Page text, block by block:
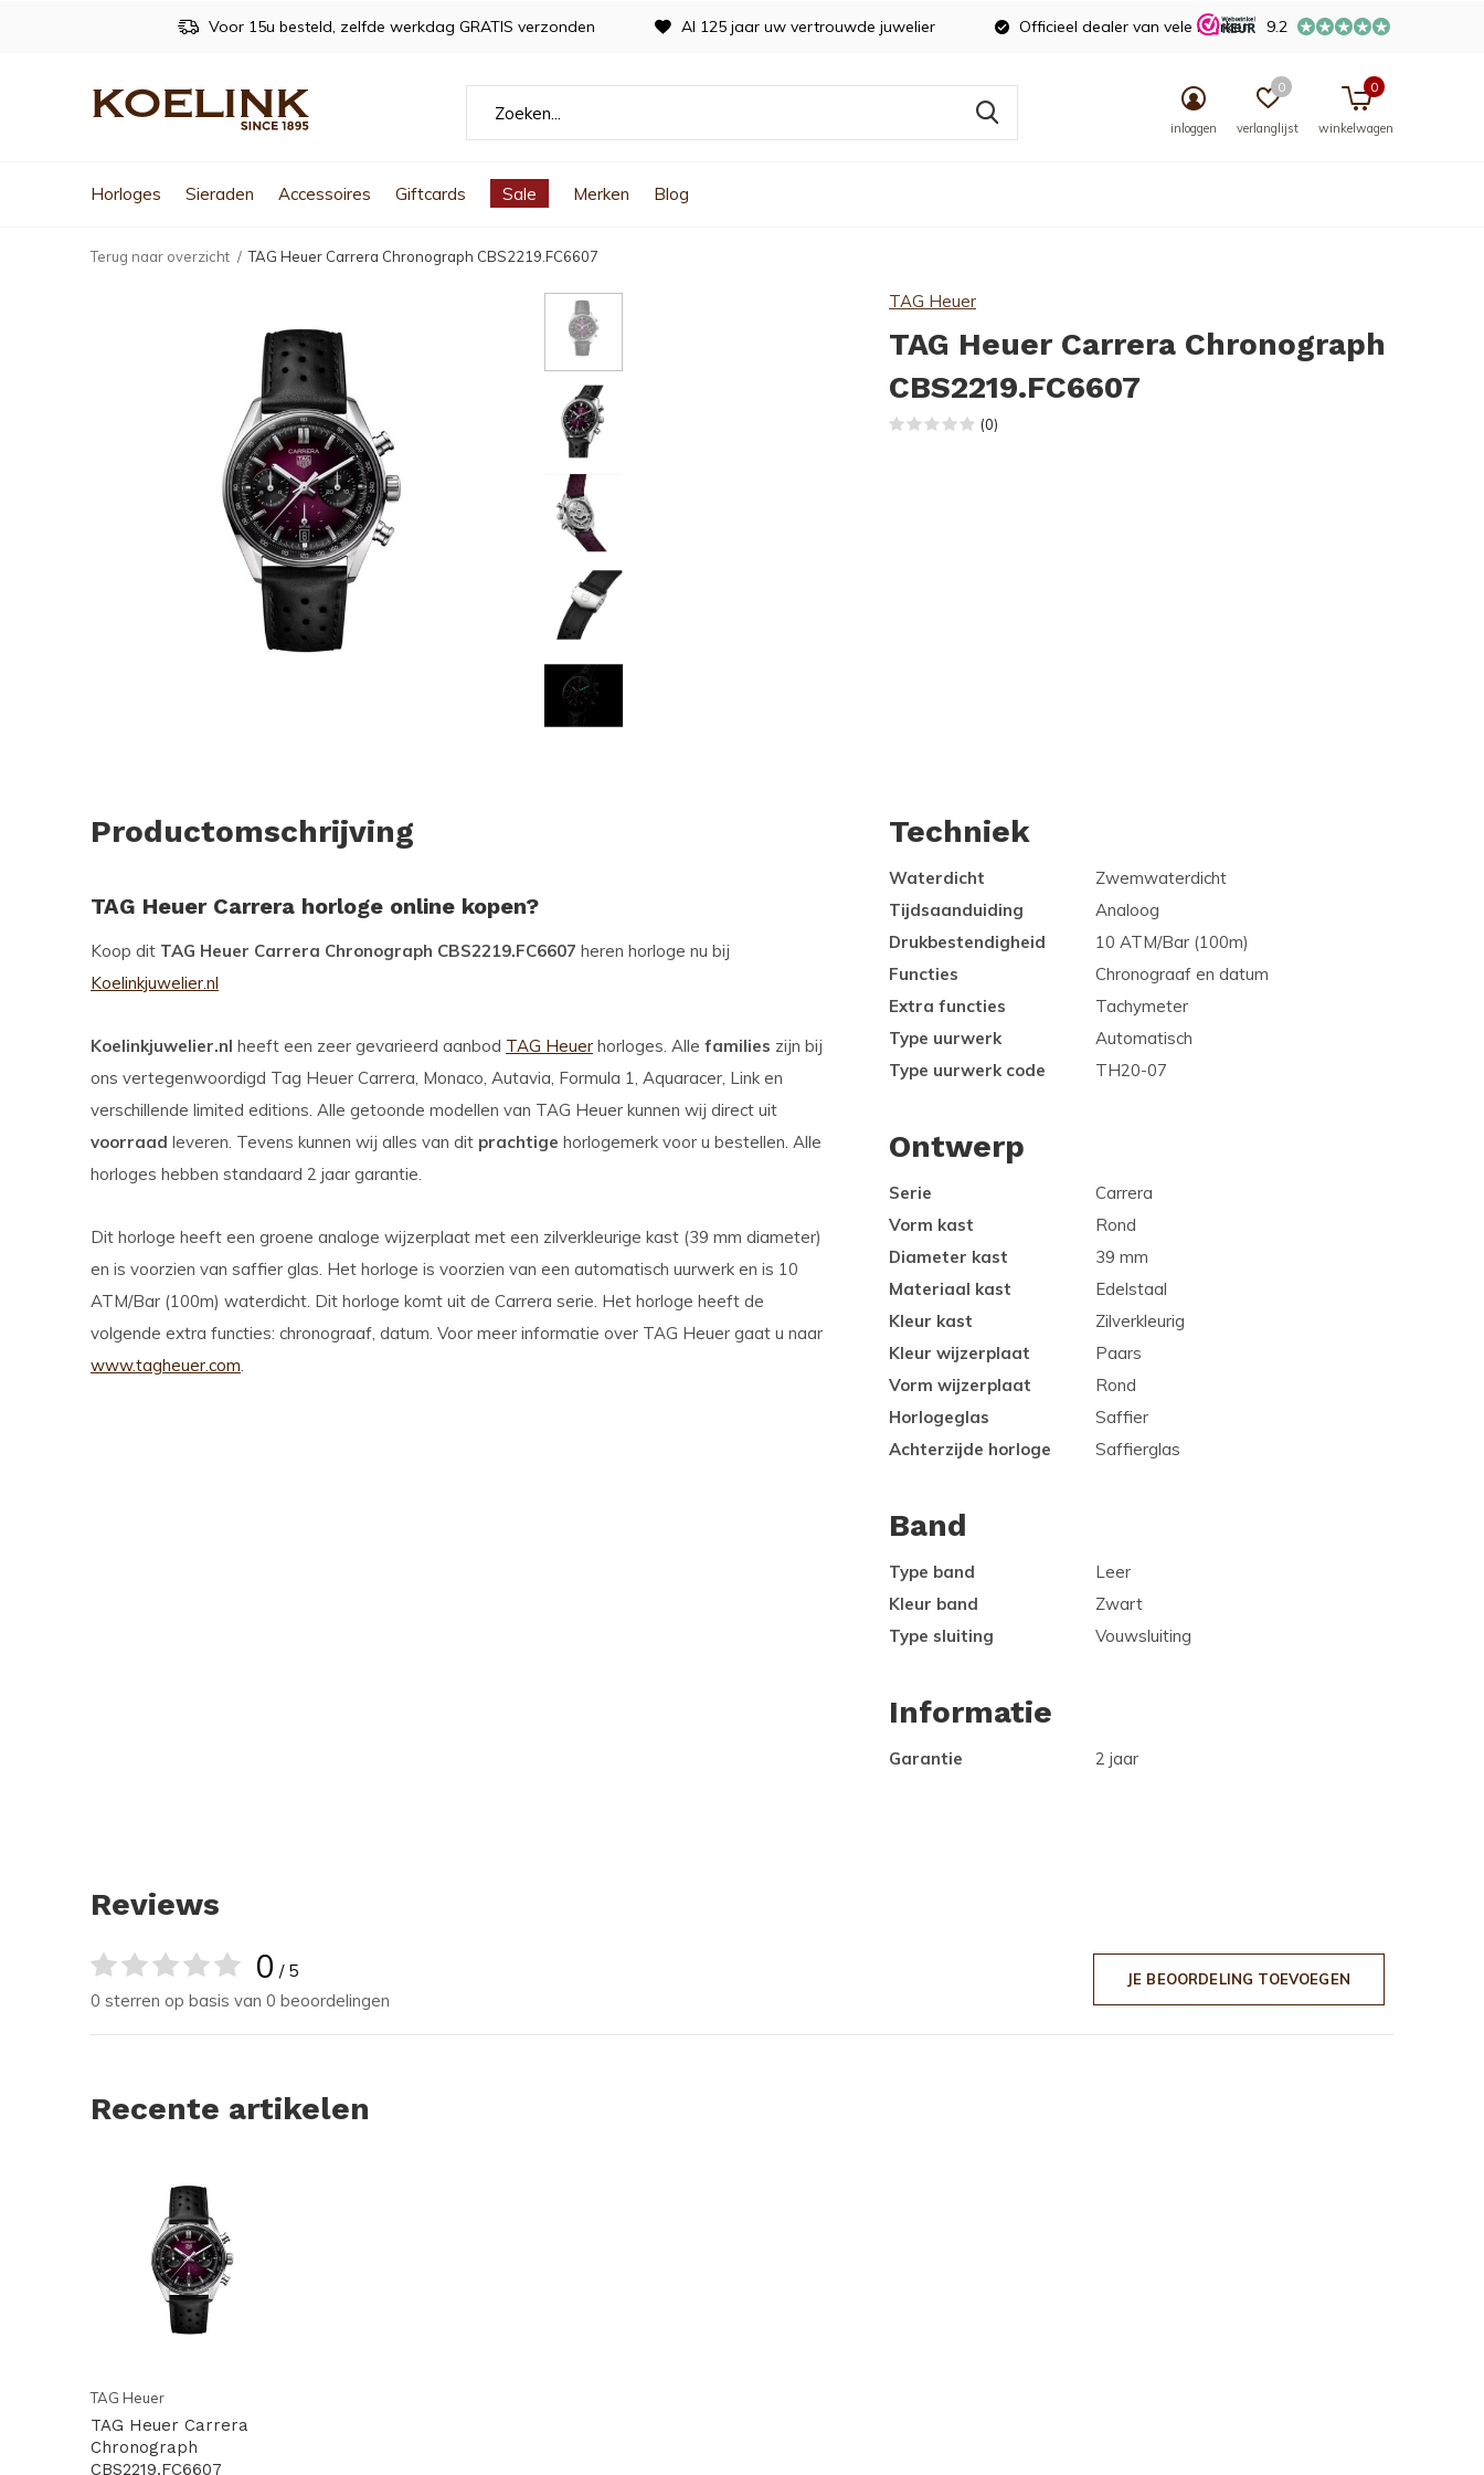
Horloges Sieraden Accessoires Giftcards Sale Merken Blog
inloggen verlanglijst
0
winkelwagen
0
Voor 15u besteld, zelfde werkdag GRATIS verzonden Al 125 jaar uw vertrouwde juwelier Officieel dealer van vele merken 9.2
Terug naar overzicht TAG Heuer Carrera Chronograph CBS2219.FC6607
TAG Heuer
TAG Heuer Carrera Chronograph
CBS2219.FC6607
(0)
Productomschrijving
TAG Heuer Carrera horloge online kopen?
Koop dit TAG Heuer Carrera Chronograph CBS2219.FC6607 heren horloge nu bij
Koelinkjuwelier.nl
Koelinkjuwelier.nl heeft een zeer gevarieerd aanbod TAG Heuer horloges. Alle families zijn bij
ons vertegenwoordigd Tag Heuer Carrera, Monaco, Autavia, Formula 1, Aquaracer, Link en
verschillende limited editions. Alle getoonde modellen van TAG Heuer kunnen wij direct uit
voorraad leveren. Tevens kunnen wij alles van dit prachtige horlogemerk voor u bestellen. Alle
horloges hebben standaard 2 jaar garantie.
Dit horloge heeft een groene analoge wijzerplaat met een zilverkleurige kast (39 mm diameter)
en is voorzien van saffier glas. Het horloge is voorzien van een automatisch uurwerk en is 10
ATM/Bar (100m) waterdicht. Dit horloge komt uit de Carrera serie. Het horloge heeft de
volgende extra functies: chronograaf, datum. Voor meer informatie over TAG Heuer gaat u naar
www.tagheuer.com.
Techniek
Waterdicht
Zwemwaterdicht
Tijdsaanduiding
Analoog
Drukbestendigheid
10 ATM/Bar (100m)
Functies
Chronograaf en datum
Extra functies
Tachymeter
Type uurwerk
Automatisch
Type uurwerk code
TH20-07
Ontwerp
Serie
Carrera
Vorm kast
Rond
Diameter kast
39 mm
Materiaal kast
Edelstaal
Kleur kast
Zilverkleurig
Kleur wijzerplaat
Paars
Vorm wijzerplaat
Rond
Horlogeglas
Saffier
Achterzijde horloge
Saffierglas
Band
Type band
Leer
Kleur band
Zwart
Type sluiting
Vouwsluiting
Informatie
Garantie 2 jaar
Reviews
0 / 5
0 sterren op basis van 0 beoordelingen
JE BEOORDELING TOEVOEGEN
Recente artikelen
TAG Heuer
TAG Heuer Carrera
Chronograph
CBS2219.FC6607